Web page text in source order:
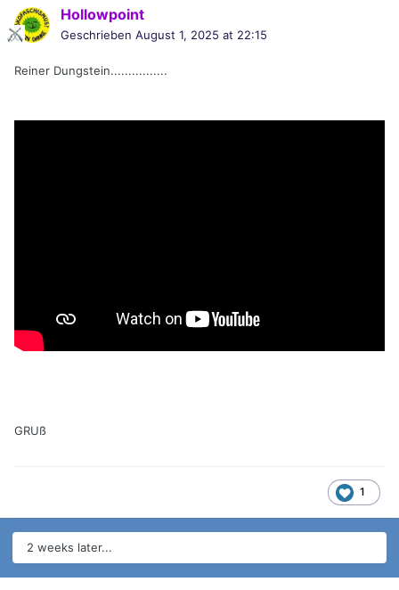
Hollowpoint
Geschrieben August 1, 2025 at 22:15
Reiner Dungstein................
GRUß
1
2 weeks later...